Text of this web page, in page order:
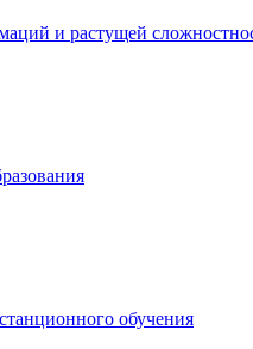
и растущей
обучения